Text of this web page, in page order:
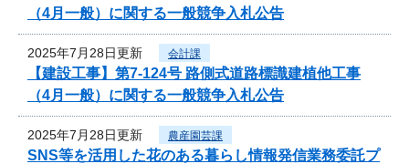
（4月一般）に関する一般競争入札公告
2025年7月28日更新 会計課
【建設工事】第7-124号 路側式道路標識建植他工事
（4月一般）に関する一般競争入札公告
2025年7月28日更新 農産園芸課
SNS等を活用した花のある暮らし情報発信業務委託プ